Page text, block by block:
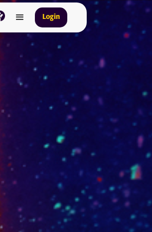
Login